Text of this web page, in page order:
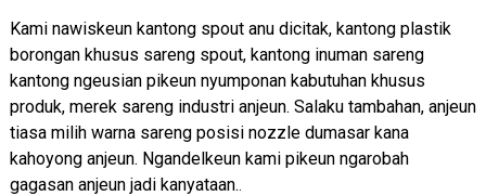
Kami nawiskeun kantong spout anu dicitak, kantong plastik
borongan khusus sareng spout, kantong inuman sareng
kantong ngeusian pikeun nyumponan kabutuhan khusus
produk, merek sareng industri anjeun. Salaku tambahan, anjeun
tiasa milih warna sareng posisi nozzle dumasar kana
kahoyong anjeun. Ngandelkeun kami pikeun ngarobah
gagasan anjeun jadi kanyataan.